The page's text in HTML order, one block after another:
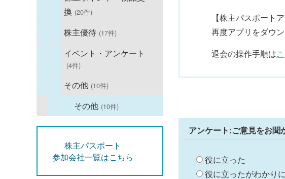
換 (20件)
株主優待 (17件)
イベント・アンケート
(4件)
その他 (10件)
その他 (10件)
株主パスポート
参加会社一覧はこちら
【株主パスポート
再度アプリをダウ
退会の操作手順は
アンケート:ご意見をお聞
役に立った
役に立ったがわかり